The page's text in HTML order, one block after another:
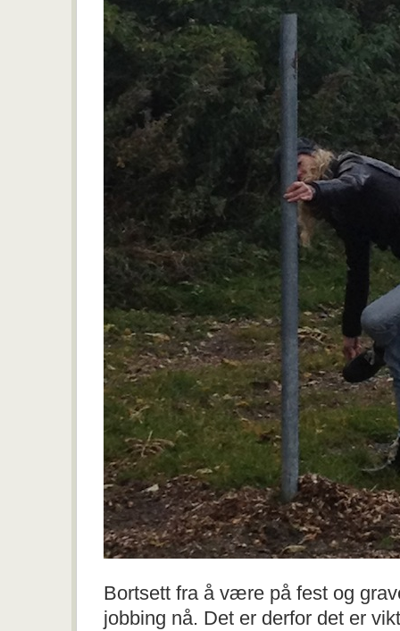
Bortsett fra å være på fest og
jobbing nå. Det er derfor det er